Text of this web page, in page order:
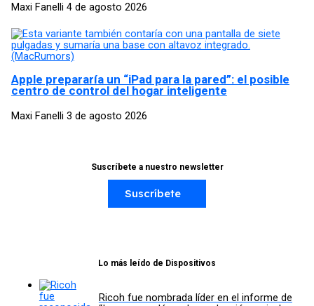
Maxi Fanelli 4 de agosto 2026
Apple prepararía un “iPad para la pared”: el posible
centro de control del hogar inteligente
Maxi Fanelli 3 de agosto 2026
Suscríbete a nuestro newsletter
Suscríbete
Lo más leído de Dispositivos
Ricoh fue nombrada líder en el informe de